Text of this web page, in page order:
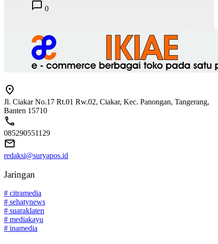
0
Jl. Ciakar No.17 Rt.01 Rw.02, Ciakar, Kec. Panongan, Tangerang,
Banten 15710
085290551129
redaksi@suryapos.id
Jaringan
# citramedia
# sehatynews
# suaraklaten
# mediakayu
# inamedia